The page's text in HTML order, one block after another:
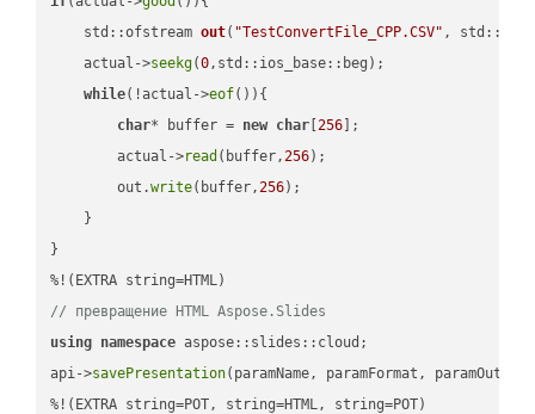
std::ofstream out( "TestConvertFile_CPP.CSV" ,
    actual->
seekg(0,std::ios_base::beg);
while(!actual->eof()){
char* buffer = new char [256 ];
        actual->
read (buffer,256);
        out.
write(buffer,256);
    }
}
// превращение HTML Aspose.Slides
using namespace aspose::slides::cloud;
api->savePresentation(paramName, paramFormat,
%!(EXTRA string=POT, string=HTML, string=POT)